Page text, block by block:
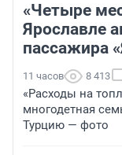
«Четыре
Ярославле
пассажира
11 часов 8 413
«Расходы на
многодетная
Турцию — фото